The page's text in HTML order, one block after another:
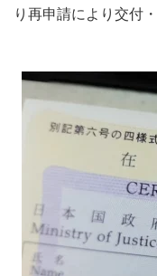
り再申請により交付